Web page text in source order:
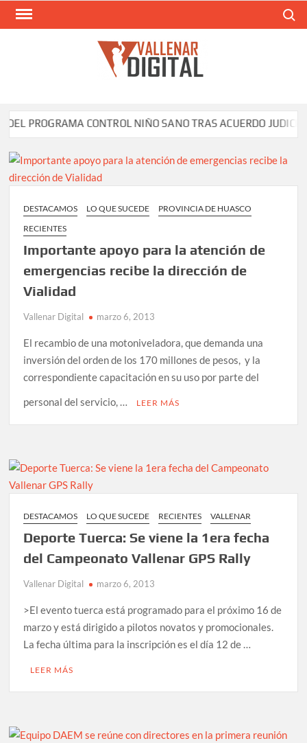
Saltar
CONTROL NIÑO SANO TRAS ACUERDO JUDICIAL
DESTACAMOS LO QUE SUCEDE
PROVINCIA DE HUASCO
RECIENTES
Importante apoyo para la atención de
emergencias recibe la dirección de
Vialidad
Vallenar Digital marzo 6, 2013
El recambio de una motoniveladora, que demanda una
inversión del orden de los 170 millones de pesos, y la
correspondiente capacitación en su uso por parte del
personal del servicio, …
LEER MÁS
DESTACAMOS LO QUE SUCEDE RECIENTES VALLENAR
Deporte Tuerca: Se viene la 1era fecha
del Campeonato Vallenar GPS Rally
Vallenar Digital marzo 6, 2013
>El evento tuerca está programado para el próximo 16 de
marzo y está dirigido a pilotos novatos y promocionales.
La fecha última para la inscripción es el día 12 de …
LEER MÁS